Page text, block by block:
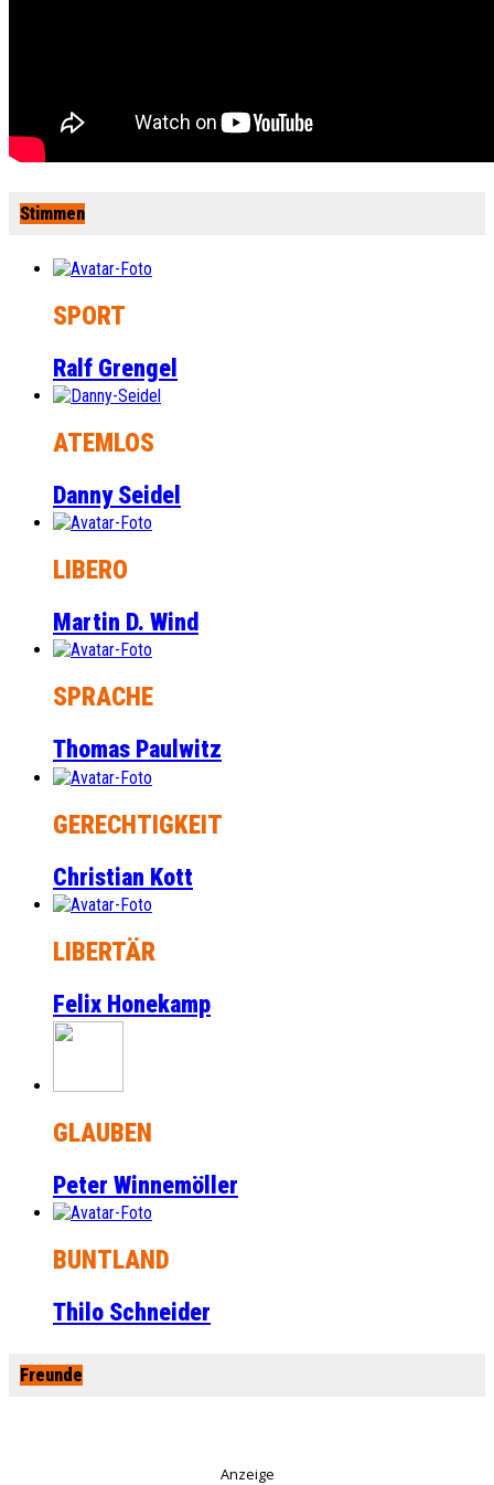
Stimmen
SPORT
Ralf Grengel
ATEMLOS
Danny Seidel
LIBERO
Martin D. Wind
SPRACHE
Thomas Paulwitz
GERECHTIGKEIT
Christian Kott
LIBERTÄR
Felix Honekamp
GLAUBEN
Peter Winnemöller
BUNTLAND
Thilo Schneider
Freunde
Anzeige